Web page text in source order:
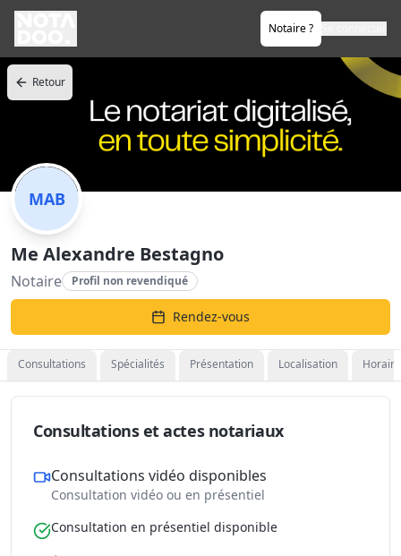
Notaire ?
Retour
MAB
Me Alexandre Bestagno
Notaire Profil non revendiqué
Rendez-vous
Consultations Spécialités Présentation Localisation
Consultations et actes notariaux
Consultations vidéo disponibles
Consultation vidéo ou en présentiel
Consultation en présentiel disponible